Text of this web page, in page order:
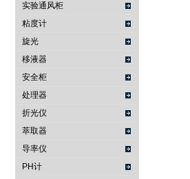
实验通风柜
粘度计
旋光
移液器
安全柜
处理器
折光仪
萃取器
导率仪
PH计